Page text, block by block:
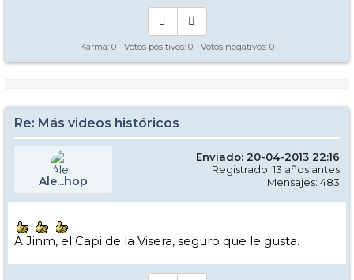
Karma: 0 - Votos positivos: 0 - Votos negativos: 0
Re: Más videos históricos
Ale...hop
Enviado: 20-04-2013 22:16
Registrado: 13 años antes
Mensajes: 483
A Jinm, el Capi de la Visera, seguro que le gusta.